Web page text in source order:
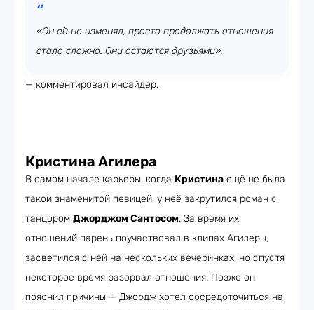
«Он ей не изменял, просто продолжать отношения
стало сложно. Они остаются друзьями»,
— комментировал инсайдер.
Кристина Агилера
В самом начале карьеры, когда Кристина ещё не была
такой знаменитой певицей, у неё закрутился роман с
танцором Джорджом Сантосом. За время их
отношений парень поучаствовал в клипах Агилеры,
засветился с ней на нескольких вечеринках, но спустя
некоторое время разорвал отношения. Позже он
пояснил причины — Джордж хотел сосредоточиться на